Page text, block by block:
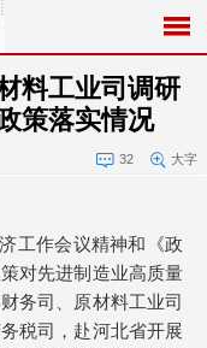
料工业司调研
策落实情况
32 大字
工作会议精神和《政
对先进制造业高质量
务司、原材料工业司
税司，赴河北省开展